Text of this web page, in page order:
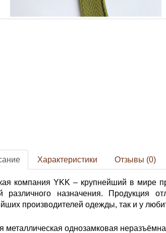
Характеристики Отзывы (0)
компания YKK – крупнейший в мире
различного назначения. Продукция
производителей одежды, так и у
металлическая однозамковая